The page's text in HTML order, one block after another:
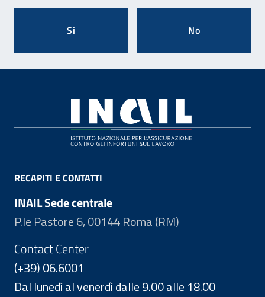
Si No
RECAPITI E CONTATTI
INAIL Sede centrale
P.le Pastore 6, 00144 Roma (RM)
Contact Center
(+39) 06.6001
Dal lunedì al venerdì dalle 9.00 alle 18.00